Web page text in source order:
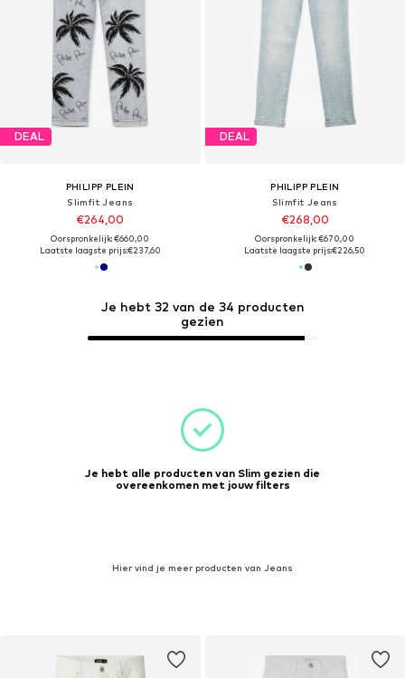
DEAL
PHILIPP PLEIN
Slimfit Jeans
€264,00
Oorspronkelijk: €660,00
Laatste laagste prijs:€237,60
DEAL
PHILIPP PLEIN
Slimfit Jeans
€268,00
Oorspronkelijk: €670,00
Laatste laagste prijs:€226,50
Je hebt 32 van de 34 producten
gezien
Je hebt alle producten van Slim gezien die
overeenkomen met jouw filters
Hier vind je meer producten van Jeans